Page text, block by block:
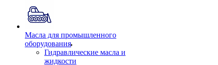
Масла для промышленного
оборудования
Гидравлические масла и
жидкости